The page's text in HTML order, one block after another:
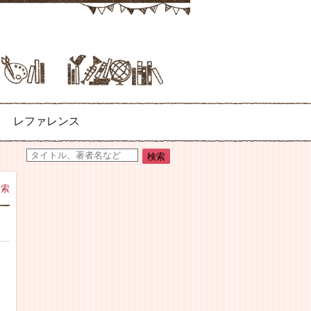
レファレンス